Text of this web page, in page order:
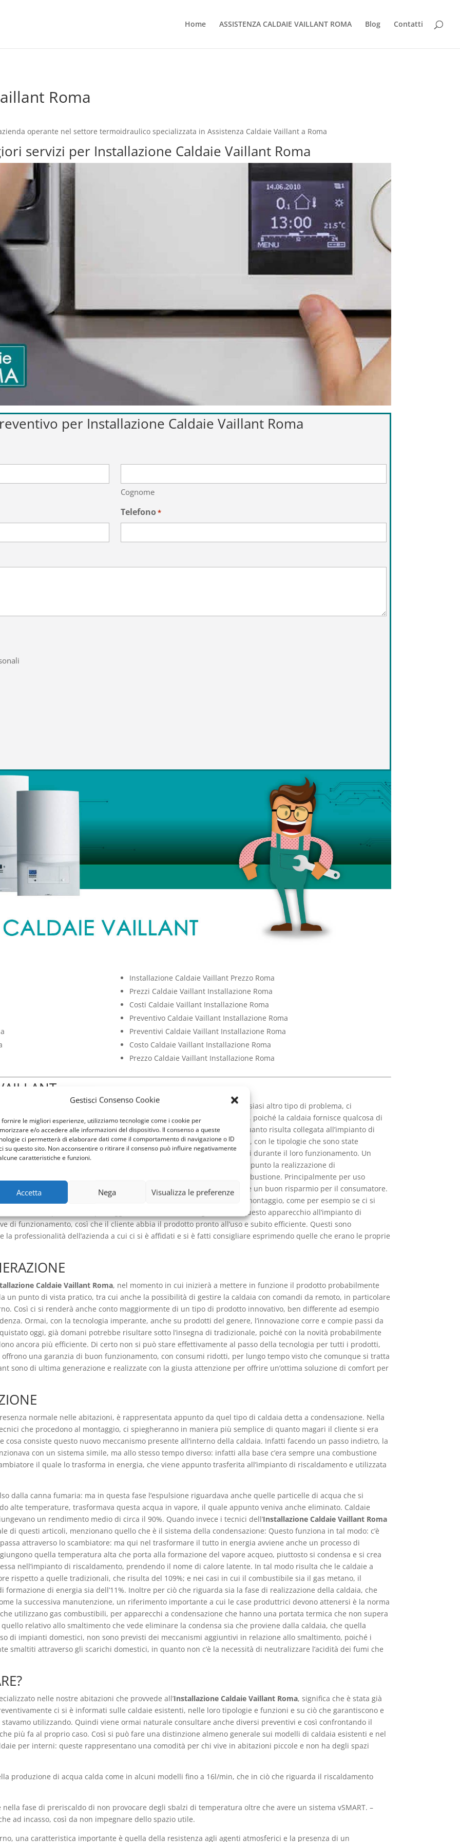
Gestisci Consenso Cookie
fornire le migliori esperienze, utilizziamo tecnologie come i cookie per
e/o accedere alle informazioni del dispositivo. Il consenso a queste
ci permetterà di elaborare dati come il comportamento di navigazione o ID
su questo sito. Non acconsentire o ritirare il consenso può influire negativamente
caratteristiche e funzioni.
Accetta Nega Visualizza le preferenze
Home ASSISTENZA CALDAIE VAILLANT ROMA Blog Contatti
Roma
operante nel settore termoidraulico specializzata in Assistenza Caldaie Vaillant a Roma
servizi per Installazione Caldaie Vaillant Roma
per Installazione Caldaie Vaillant Roma
Cognome
Telefono*
Installazione Caldaie Vaillant Prezzo Roma
Prezzi Caldaie Vaillant Installazione Roma
Costi Caldaie Vaillant Installazione Roma
Preventivo Caldaie Vaillant Installazione Roma
Preventivi Caldaie Vaillant Installazione Roma
Costo Caldaie Vaillant Installazione Roma
Prezzo Caldaie Vaillant Installazione Roma
è una di quelle apparecchiature così necessarie, che un guasto o qualsiasi altro tipo di problema, ci
comfort a cui siamo abituati. Non si tratta di una comodità superflua, poiché la caldaia fornisce qualcosa di
calda in casa e la possibilità di riscaldare la propria abitazione, in quanto risulta collegata all’impianto di
di energia che appunto ha dei consumi e che nel corso del tempo, con le tipologie che sono state
l’efficienza e allo stesso tempo consentire dei consumi ridotti durante il loro funzionamento. Un
e approfondito anche dal punto di vista normativo, che richiede appunto la realizzazione di
l’ambiente con i conseguenti fumi di scarico derivanti dalla combustione. Principalmente per uso
il quale permette una maggiore efficienza di funzionamento, oltre che un buon risparmio per il consumatore.
generazione, un passaggio fondamentale è poi quello relativo al montaggio, come per esempio se ci si
, che prevede dei passaggi molto attenti e il collegamento di questo apparecchio all’impianto di
di funzionamento, così che il cliente abbia il prodotto pronto all’uso e subito efficiente. Questi sono
professionalità dell’azienda a cui ci si è affidati e si è fatti consigliare esprimendo quelle che erano le proprie
Caldaie Vaillant Roma, nel momento in cui inizierà a mettere in funzione il prodotto probabilmente
un punto di vista pratico, tra cui anche la possibilità di gestire la caldaia con comandi da remoto, in particolare
Così ci si renderà anche conto maggiormente di un tipo di prodotto innovativo, ben differente ad esempio
Ormai, con la tecnologia imperante, anche su prodotti del genere, l’innovazione corre e compie passi da
oggi, già domani potrebbe risultare sotto l’insegna di tradizionale, poiché con la novità probabilmente
ancora più efficiente. Di certo non si può stare effettivamente al passo della tecnologia per tutti i prodotti,
una garanzia di buon funzionamento, con consumi ridotti, per lungo tempo visto che comunque si tratta
sono di ultima generazione e realizzate con la giusta attenzione per offrire un’ottima soluzione di comfort per
normale nelle abitazioni, è rappresentata appunto da quel tipo di caldaia detta a condensazione. Nella
che procedono al montaggio, ci spiegheranno in maniera più semplice di quanto magari il cliente si era
consiste questo nuovo meccanismo presente all’interno della caldaia. Infatti facendo un passo indietro, la
con un sistema simile, ma allo stesso tempo diverso: infatti alla base c’era sempre una combustione
il quale lo trasforma in energia, che viene appunto trasferita all’impianto di riscaldamento e utilizzata
dalla canna fumaria: ma in questa fase l’espulsione riguardava anche quelle particelle di acqua che si
alte temperature, trasformava questa acqua in vapore, il quale appunto veniva anche eliminato. Caldaie
un rendimento medio di circa il 90%. Quando invece i tecnici dell’Installazione Caldaie Vaillant Roma
di questi articoli, menzionano quello che è il sistema della condensazione: Questo funziona in tal modo: c’è
attraverso lo scambiatore: ma qui nel trasformare il tutto in energia avviene anche un processo di
quella temperatura alta che porta alla formazione del vapore acqueo, piuttosto si condensa e si crea
nell’impianto di riscaldamento, prendendo il nome di calore latente. In tal modo risulta che le caldaie a
rispetto a quelle tradizionali, che risulta del 109%; e nei casi in cui il combustibile sia il gas metano, il
di energia sia dell’11%. Inoltre per ciò che riguarda sia la fase di realizzazione della caldaia, che
la successiva manutenzione, un riferimento importante a cui le case produttrici devono attenersi è la norma
utilizzano gas combustibili, per apparecchi a condensazione che hanno una portata termica che non supera
relativo allo smaltimento che vede eliminare la condensa sia che proviene dalla caldaia, che quella
di impianti domestici, non sono previsti dei meccanismi aggiuntivi in relazione allo smaltimento, poiché i
smaltiti attraverso gli scarichi domestici, in quanto non c’è la necessità di neutralizzare l’acidità dei fumi che
nelle nostre abitazioni che provvede all’Installazione Caldaie Vaillant Roma, significa che è stata già
ci si è informati sulle caldaie esistenti, nelle loro tipologie e funzioni e su ciò che garantiscono e
utilizzando. Quindi viene ormai naturale consultare anche diversi preventivi e così confrontando il
più fa al proprio caso. Così si può fare una distinzione almeno generale sui modelli di caldaia esistenti e nel
per interni: queste rappresentano una comodità per chi vive in abitazioni piccole e non ha degli spazi
produzione di acqua calda come in alcuni modelli fino a 16l/min, che in ciò che riguarda il riscaldamento
fase di preriscaldo di non provocare degli sbalzi di temperatura oltre che avere un sistema vSMART. –
ad incasso, così da non impegnare dello spazio utile.
una caratteristica importante è quella della resistenza agli agenti atmosferici e la presenza di un